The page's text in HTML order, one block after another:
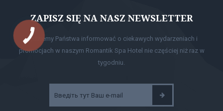
ZAPISZ SIĘ NA NASZ NEWSLETTER
Będziemy Państwa informować o ciekawych wydarzeniach i
promocjach w naszym Romantik Spa Hotel nie częściej niż raz w
tygodniu.
КНОПКА
ЗВ'ЯЗКУ